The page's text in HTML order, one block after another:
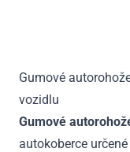
Gumové
vozidlu
Gumové
autokoberce